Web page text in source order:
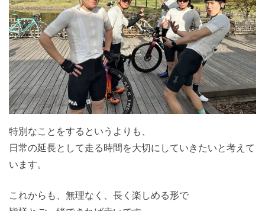
特別なことをするというよりも、
日常の延長として走る時間を大切にしていきたいと考えて
います。
これからも、無理なく、長く楽しめる形で